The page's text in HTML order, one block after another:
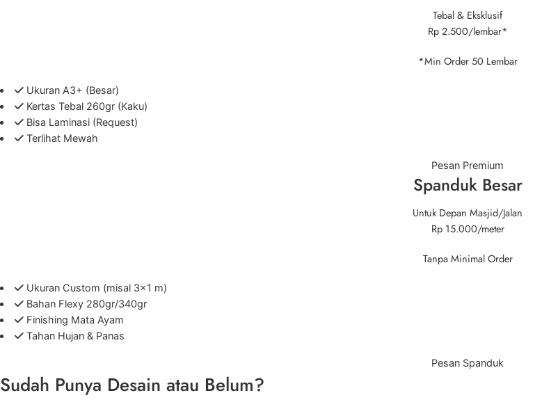
Tebal & Eksklusif
Rp 2.500/lembar*
*Min Order 50 Lembar
Ukuran A3+ (Besar)
Kertas Tebal 260gr (Kaku)
Bisa Laminasi (Request)
Terlihat Mewah
Pesan Premium
Spanduk Besar
Untuk Depan Masjid/Jalan
Rp 15.000/meter
Tanpa Minimal Order
Ukuran Custom (misal 3×1 m)
Bahan Flexy 280gr/340gr
Finishing Mata Ayam
Tahan Hujan & Panas
Pesan Spanduk
Sudah Punya Desain atau Belum?